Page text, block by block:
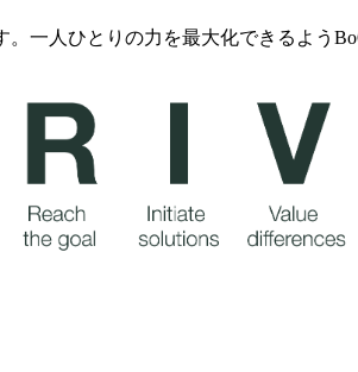
一人ひとりの力を最大化できるよう